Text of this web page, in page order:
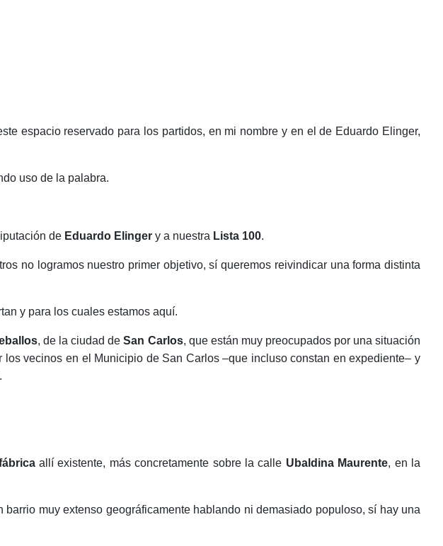
espacio reservado para los partidos, en mi nombre y en el de Eduardo Elinger,
uso de la palabra.
de Eduardo Elinger y a nuestra Lista 100.
no logramos nuestro primer objetivo, sí queremos reivindicar una forma distinta
y para los cuales estamos aquí.
, de la ciudad deSan Carlos, que están muy preocupados por una situación
vecinos en el Municipio de San Carlos –que incluso constan en expediente– y
allí existente, más concretamente sobre la calle Ubaldina Maurente, en la
muy extenso geográficamente hablando ni demasiado populoso, sí hay una